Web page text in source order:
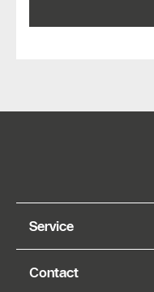
Service
Contact